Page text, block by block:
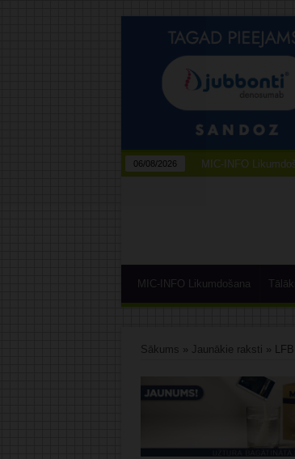
06/08/2026 MIC-INFO
MIC-INFO Likumdošana
Sākums » Jaunākie raksti »